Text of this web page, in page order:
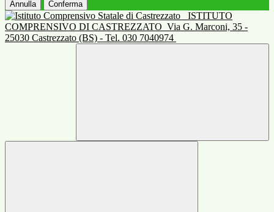
Annulla Conferma
ISTITUTO
COMPRENSIVO DI CASTREZZATO Via G. Marconi, 35 -
25030 Castrezzato (BS) - Tel. 030 7040974